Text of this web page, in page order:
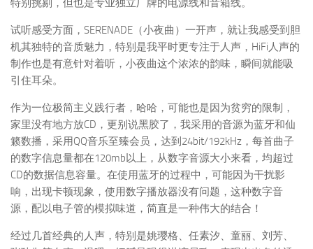
特别挑剔，但也是专业独立厂牌的电源线和音箱线。
试听感受方面，SERENADE（小夜曲）一开声，就让我感受到胆
机其独特的音质魅力，特别是我平时更专注于人声，HiFi人声的
制作也是有意针对着听，小夜曲这个浓浓的韵味，瞬间就能吸
引住耳朵。
作为一位极简主义践行者，哈哈，可能也是因为贫穷的限制，
家里没有地方放CD，更别说黑胶了，我采用的音源为蓝牙和仙
籁数播，采用QQ音乐至臻会员，达到24bit/192kHz，每首曲子
的数字信息量都在120mb以上，从数字音源大小来看，均超过
CD的数据信息容量。在使用蓝牙的过程中，可能因为干扰影
响，出现卡顿现象，使用数字播放器没有问题，这种数字音
源，配以电子管的模拟味道，简直是一种伟大的结合！
经过几首经典的人声，特别是姚璎格、任素汐、童丽、刘芳、